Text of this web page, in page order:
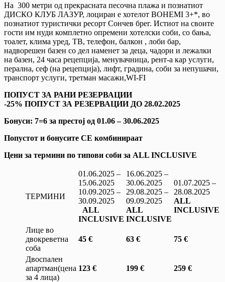
На 300 метри од прекрасната песочна плажа и познатиот
ДИСКО КЛУБ ЛАЗУР, лоциран е хотелот BOHEMI 3+*, во
познатиот туристички ресорт Сончев брег. Истиот на своите
гости им нуди комплетно опремени хотелски соби, со бања,
тоалет, клима уред, ТВ, телефон, балкон , лоби бар,
надворешен базен со дел наменет за деца, чадори и лежалки
на базен, 24 часа рецепција, менувачница, рент-а кар услуги,
перална, сеф (на рецепција), лифт, градина, соби за непушачи,
транспорт услуги, третман масажи,WI-FI
ПОПУСТ ЗА РАНИ РЕЗЕРВАЦИИ
-25% ПОПУСТ ЗА РЕЗЕРВАЦИИ ДО 28.02.2025
Бонуси: 7=6 за престој од 01.06 – 30.06.2025
Попустот и бонусите СЕ комбинираат
Цени за термини по типови соби за ALL INCLUSIVE
ТЕРМИНИ
01.06.2025 –
15.06.2025
10.09.2025 –
30.09.2025
ALL
INCLUSIVE
16.06.2025 –
30.06.2025
29.08.2025 –
09.09.2025
ALL
INCLUSIVE
01.07.2025 –
28.08.2025
ALL
INCLUSIVE
Лице во
двокреветна
соба
45 € 63 € 75 €
Двоспален
апартман(цена
за 4 лица)
123 € 199 € 259 €